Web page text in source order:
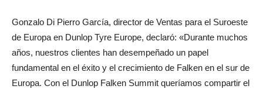
Gonzalo Di Pierro García, director de Ventas para el Suroeste
de Europa en Dunlop Tyre Europe, declaró: «Durante muchos
años, nuestros clientes han desempeñado un papel
fundamental en el éxito y el crecimiento de Falken en el sur de
Europa. Con el Dunlop Falken Summit queríamos compartir el